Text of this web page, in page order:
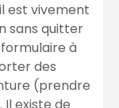
est vivement
sans quitter
à
des
(prendre